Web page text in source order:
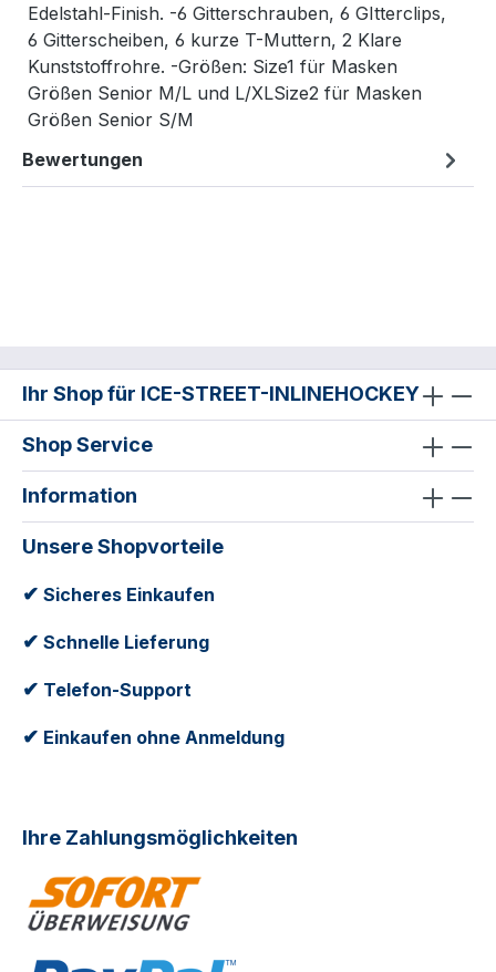
Edelstahl-Finish. -6 Gitterschrauben, 6 GItterclips,
6 Gitterscheiben, 6 kurze T-Muttern, 2 Klare
Kunststoffrohre. -Größen: Size1 für Masken
Größen Senior M/L und L/XLSize2 für Masken
Größen Senior S/M
Bewertungen
Ihr Shop für ICE-STREET-INLINEHOCKEY
Shop Service
Information
Unsere Shopvorteile
✔ Sicheres Einkaufen
✔ Schnelle Lieferung
✔ Telefon-Support
✔ Einkaufen ohne Anmeldung
Ihre Zahlungsmöglichkeiten